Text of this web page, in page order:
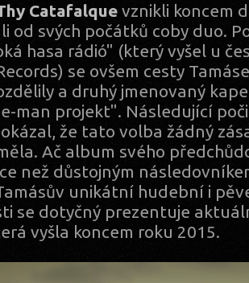
Catafalque vznikli koncem
od svých počátků coby duo.
hasa rádió" (který vyšel u
se ovšem cesty
a druhý jmenovaný
man projekt". Následující
že tato volba žádný
Ač album svého
než důstojným
unikátní hudební i
se dotyčný prezentuje
vyšla koncem roku 2015.